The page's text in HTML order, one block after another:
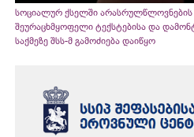
სოციალურ ქსელში არასრულწლოვნების
შეურაცხმყოფელი ტექსტებისა და
საქმეზე შსს-მ გამოძიება დაიწყო